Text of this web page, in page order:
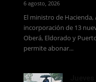
6 agosto, 2026
El ministro de
incorporación de 13
Oberá, Eldorado y
permite abonar...